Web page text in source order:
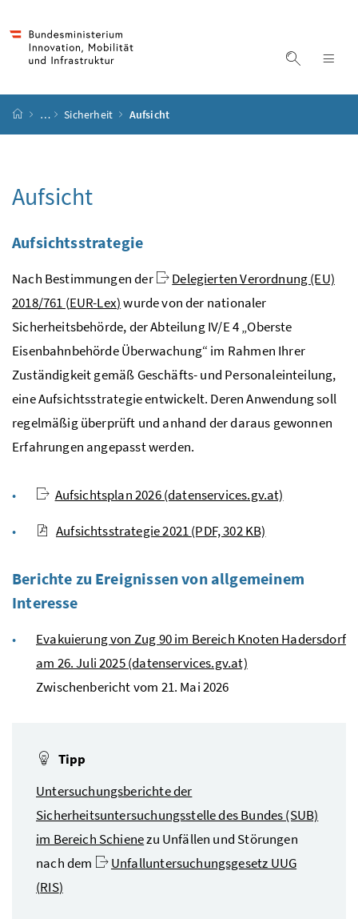
Suche
Startseite
… Sicherheit Aufsicht
Aufsicht
Aufsichtsstrategie
Nach Bestimmungen der
Delegierten Verordnung (EU)
2018/761 (EUR-Lex)wurde von der nationaler
Sicherheitsbehörde, der Abteilung IV/E 4 „Oberste
Eisenbahnbehörde Überwachung“ im Rahmen Ihrer
Zuständigkeit gemäß Geschäfts- und Personaleinteilung,
eine Aufsichtsstrategie entwickelt. Deren Anwendung soll
regelmäßig überprüft und anhand der daraus gewonnen
Erfahrungen angepasst werden.
Aufsichtsplan 2026 (datenservices.gv.at)
Aufsichtsstrategie 2021(PDF, 302 KB)
Berichte zu Ereignissen von allgemeinem
Interesse
Evakuierung von Zug 90 im Bereich Knoten Hadersdorf
am 26. Juli 2025 (datenservices.gv.at)
Zwischenbericht vom 21. Mai 2026
Tipp
Untersuchungsberichte der
Sicherheitsuntersuchungsstelle des Bundes (SUB)
im Bereich Schienezu Unfällen und Störungen
nach dem
Unfalluntersuchungsgesetz UUG
(RIS)